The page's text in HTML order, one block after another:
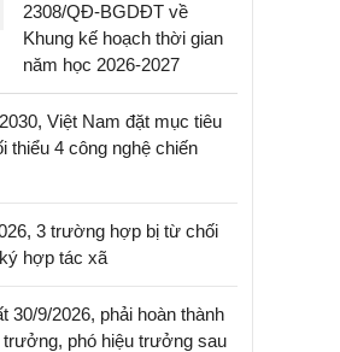
2308/QĐ-BGDĐT về
Khung kế hoạch thời gian
năm học 2026-2027
Việt Nam đặt mục tiêu
thiểu 4 công nghệ chiến
3 trường hợp bị từ chối
hợp tác xã
30/9/2026, phải hoàn thành
trưởng, phó hiệu trưởng sau